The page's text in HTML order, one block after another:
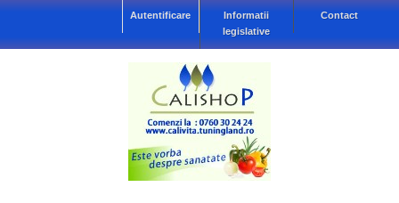
Contact
Informatii
legislative
Autentificare